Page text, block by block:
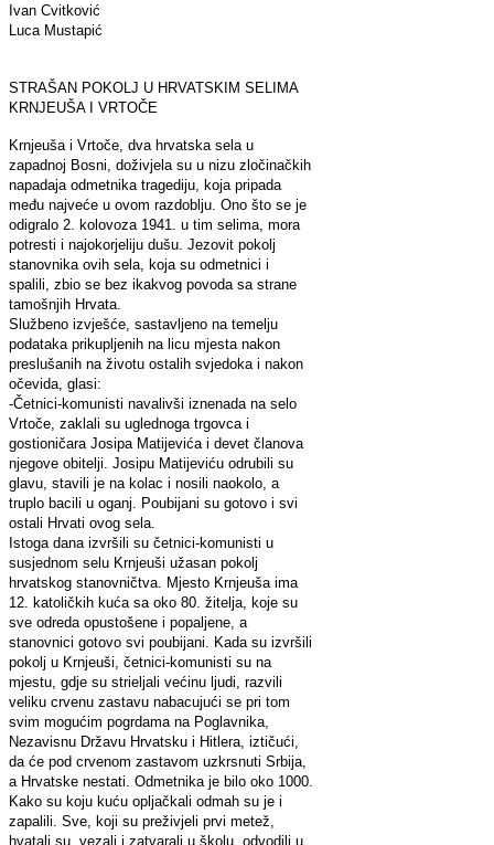
Ivan Cvitković
Luca Mustapić
STRAŠAN POKOLJ U HRVATSKIM SELIMA
KRNJEUŠA I VRTOČE
Krnjeuša i Vrtoče, dva hrvatska sela u
zapadnoj Bosni, doživjela su u nizu zločinačkih
napadaja odmetnika tragediju, koja pripada
među najveće u ovom razdoblju. Ono što se je
odigralo 2. kolovoza 1941. u tim selima, mora
potresti i najokorjeliju dušu. Jezovit pokolj
stanovnika ovih sela, koja su odmetnici i
spalili, zbio se bez ikakvog povoda sa strane
tamošnjih Hrvata.
Službeno izvješće, sastavljeno na temelju
podataka prikupljenih na licu mjesta nakon
preslušanih na životu ostalih svjedoka i nakon
očevida, glasi:
-Četnici-komunisti navalivši iznenada na selo
Vrtoče, zaklali su uglednoga trgovca i
gostioničara Josipa Matijevića i devet članova
njegove obitelji. Josipu Matijeviću odrubili su
glavu, stavili je na kolac i nosili naokolo, a
truplo bacili u oganj. Poubijani su gotovo i svi
ostali Hrvati ovog sela.
Istoga dana izvršili su četnici-komunisti u
susjednom selu Krnjeuši užasan pokolj
hrvatskog stanovničtva. Mjesto Krnjeuša ima
12. katoličkih kuća sa oko 80. žitelja, koje su
sve odreda opustošene i popaljene, a
stanovnici gotovo svi poubijani. Kada su izvršili
pokolj u Krnjeuši, četnici-komunisti su na
mjestu, gdje su strieljali većinu ljudi, razvili
veliku crvenu zastavu nabacujući se pri tom
svim mogućim pogrdama na Poglavnika,
Nezavisnu Državu Hrvatsku i Hitlera, iztičući,
da će pod crvenom zastavom uzkrsnuti Srbija,
a Hrvatske nestati. Odmetnika je bilo oko 1000.
Kako su koju kuću opljačkali odmah su je i
zapalili. Sve, koji su preživjeli prvi metež,
hvatali su, vezali i zatvarali u školu, odvodili u